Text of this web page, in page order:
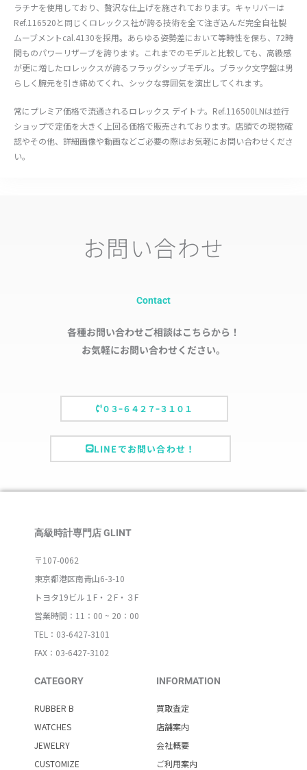
ラチナを使用しており、贅沢な仕上げを施されております。キャリバーは
Ref.116520と同じくロレックス社が誇る技術を全て注ぎ込んだ完全自社製
ムーブメントcal.4130を採用。あらゆる姿勢差において等時性を保ち、72時
間ものパワーリザーブを誇ります。これまでのモデルと比較しても、高級感
が更に増したロレックスが誇るフラッグシップモデル。ブラック文字盤は男
らしく腕元を引き締めてくれ、シックな雰囲気を演出してくれます。
常にプレミア価格で流通されるロレックス デイトナ。Ref.116500LNは並行
ショップで定価を大きく上回る価格で販売されております。店頭での現物確
認やその他、詳細画像や動画などご必要の際はお気軽にお問い合わせくださ
い。
お問い合わせ
Contact
各種お問い合わせご相談はこちらから！
お気軽にお問い合わせください。
０３ｰ６４２７ｰ３１０１
LINEでお問い合わせ！
高級時計専門店 GLINT
〒107-0062
東京都港区南青山6-3-10
トヨタ19ビル１F・２F・３F
営業時間：11：00 ~ 20：00
TEL：03-6427-3101
FAX：03-6427-3102
CATEGORY
RUBBER B
WATCHES
JEWELRY
CUSTOMIZE
INFORMATION
買取査定
店舗案内
会社概要
ご利用案内